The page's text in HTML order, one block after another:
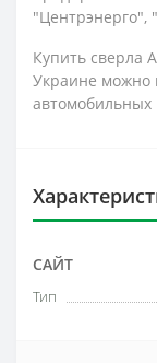
"Центрэнерго",
Купить сверла
Украине можно
автомобильных
САЙТ
Тип